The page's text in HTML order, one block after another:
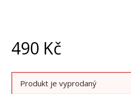
490 Kč
Produkt je vyprodaný